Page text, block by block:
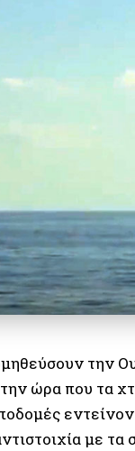
την
ώρα που τα
με τα